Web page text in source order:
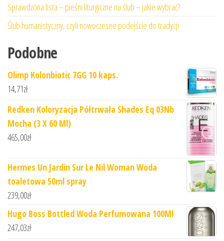
Sprawdzona lista – pieśni liturgiczne na ślub – jakie wybrać?
Ślub humanistyczny, czyli nowoczesne podejście do tradycji
Podobne
Olimp Kolonbiotic 7GG 10 kaps.
14,71zł
Redken Koloryzacja Półtrwała Shades Eq 03Nb
Mocha (3 X 60 Ml)
465,00zł
Hermes Un Jardin Sur Le Nil Woman Woda
toaletowa 50ml spray
239,00zł
Hugo Boss Bottled Woda Perfumowana 100Ml
247,03zł